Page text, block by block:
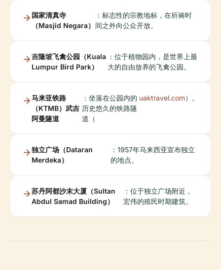
国家清真寺
（Masjid Negara）
：标志性的宗教地标，在祈祷时
间之外向公众开放。
吉隆坡飞禽公园（Kuala
Lumpur Bird Park）
：位于植物园内，是世界上最
大的自由放养的飞禽公园。
马来亚铁路
（KTMB）武吉
阿曼隧道
：坐落在公园内的
历史悠久的铁路隧
道（
uaktravel.com）。
独立广场（Dataran
Merdeka）
：1957年马来西亚宣布独立
的地点。
苏丹阿都沙末大厦（Sultan
Abdul Samad Building）
：位于独立广场附近，
宏伟的殖民时期建筑。